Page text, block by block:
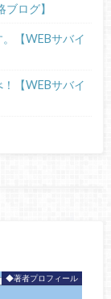
ログ】
【WEBサバイ
【WEBサバイ
◆著者プロフィール